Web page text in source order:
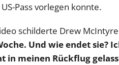
Pass vorlegen konnte.
schilderte Drew
Und wie endet sie?
in meinen Rückflug